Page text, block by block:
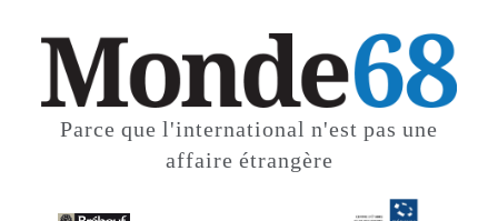
Parce que l'international n'est pas une
affaire étrangère